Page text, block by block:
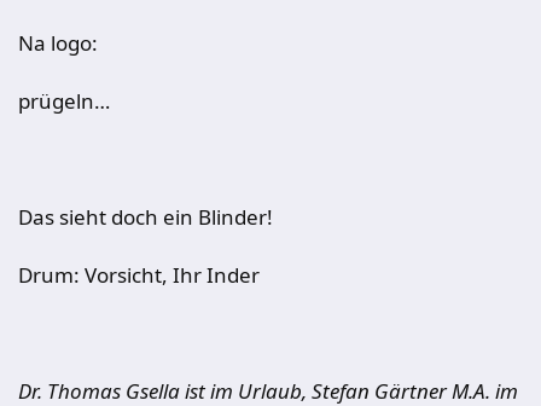
Na logo:
prügeln…
Das sieht doch ein Blinder!
Drum: Vorsicht, Ihr Inder
Dr. Thomas Gsella ist im Urlaub, Stefan Gärtner M.A. im